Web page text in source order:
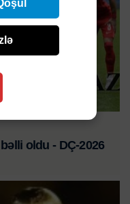
oldu - DÇ-2026